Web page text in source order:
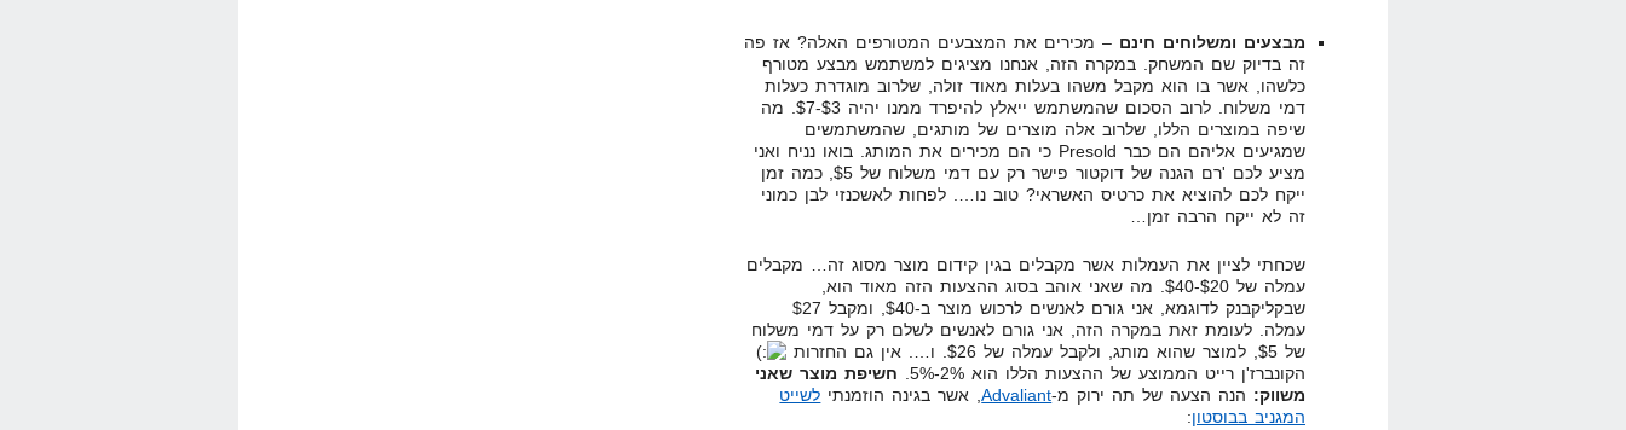
מבצעים ומשלוחים חינם – מכירים את המצבעים המטורפים האלה? אז פה
זה בדיוק שם המשחק. במקרה הזה, אנחנו מציגים למשתמש מבצע מטורף
כלשהו, אשר בו הוא מקבל משהו בעלות מאוד זולה, שלרוב מוגדרת כעלות
דמי משלוח. לרוב הסכום שהמשתמש ייאלץ להיפרד ממנו יהיה $3-$7. מה
שיפה במוצרים הללו, שלרוב אלה מוצרים של מותגים, שהמשתמשים
שמגיעים אליהם הם כבר Presold כי הם מכירים את המותג. בואו נניח ואני
מציע לכם 'רם הגנה של דוקטור פישר רק עם דמי משלוח של $5, כמה זמן
ייקח לכם להוציא את כרטיס האשראי? טוב נו…. לפחות לאשכנזי לבן כמוני
זה לא ייקח הרבה זמן…
שכחתי לציין את העמלות אשר מקבלים בגין קידום מוצר מסוג זה… מקבלים
עמלה של $20-$40. מה שאני אוהב בסוג ההצעות הזה מאוד הוא,
שבקליקבנק לדוגמא, אני גורם לאנשים לרכוש מוצר ב-$40, ומקבל $27
עמלה. לעומת זאת במקרה הזה, אני גורם לאנשים לשלם רק על דמי משלוח
של $5, למוצר שהוא מותג, ולקבל עמלה של $26. ו…. אין גם החזרות
הקונברז'ן רייט הממוצע של ההצעות הללו הוא 2%-5%.
חשיפת מוצר שאני
משווק: הנה הצעה של תה ירוק מ-Advaliant, אשר בגינה הוזמנתי לשייט
המגניב בבוסטון: